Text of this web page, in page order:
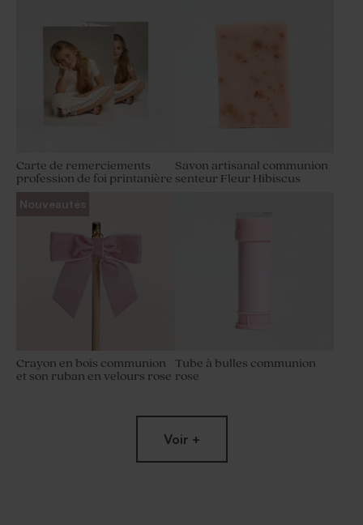
Carte de remerciements
profession de foi printanière
Savon artisanal communion
senteur Fleur Hibiscus
Nouveautés
Crayon en bois communion
et son ruban en velours rose
Tube à bulles communion
rose
Voir +